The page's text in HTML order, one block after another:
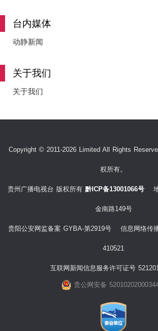
台内媒体
动静新闻
关于我们
关于我们
Copyright © 2011-2026 Limited All Rights
权所有。
贵州广播电视台 版权所有 黔ICP备13001066号 地
金南路149号
贵阳公安网监备案 GYBA-第2919号 信息网络传
410521
互联网新闻信息服务许可证号
贵公网安备